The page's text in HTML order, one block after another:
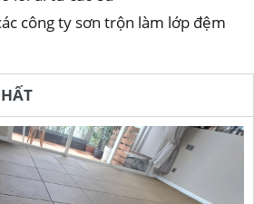
công ty sơn trộn làm lớp đệm